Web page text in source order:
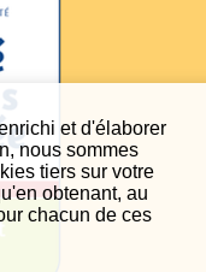
et d'élaborer
nous sommes
tiers sur votre
obtenant, au
chacun de ces